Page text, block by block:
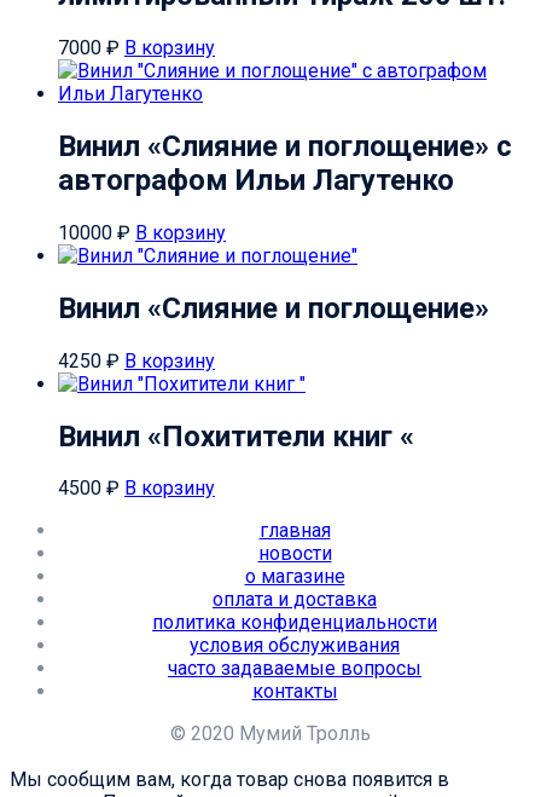
7000 ₽ В корзину
Винил «Слияние и поглощение» с
автографом Ильи Лагутенко
10000 ₽ В корзину
Винил «Слияние и поглощение»
4250 ₽ В корзину
Винил «Похитители книг «
4500 ₽ В корзину
главная
новости
о магазине
оплата и доставка
политика конфиденциальности
условия обслуживания
часто задаваемые вопросы
контакты
© 2020 Мумий Тролль
Мы сообщим вам, когда товар снова появится в